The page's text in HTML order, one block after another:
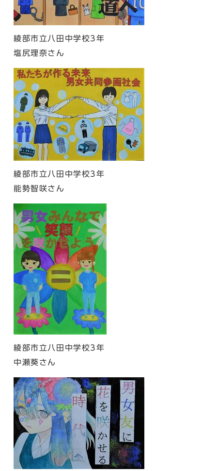
綾部市立八田中学校3年
塩尻理奈さん
綾部市立八田中学校3年
能勢智咲さん
綾部市立八田中学校3年
中瀬葵さん